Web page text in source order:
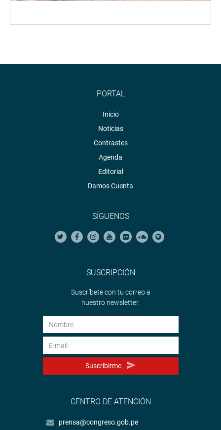
PORTAL
Inicio
Noticias
Contrastes
Agenda
Editorial
Damos Cuenta
SÍGUENOS
SUSCRIPCIÓN
Suscríbete con tu correo a
nuestro newsletter.
Suscribirme
CENTRO DE ATENCIÓN
prensa@congreso.gob.pe